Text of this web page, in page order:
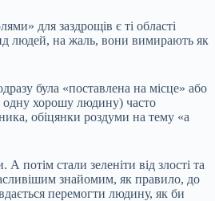
для заздрощів є ті області
людей, на жаль, вони вимирають як
була «поставлена на місце» або
одну хорошу людину) часто
обіцянки роздуми на тему «а
потім стали зеленіти від злості та
знайомим, як правило, до
перемогти людину, як би